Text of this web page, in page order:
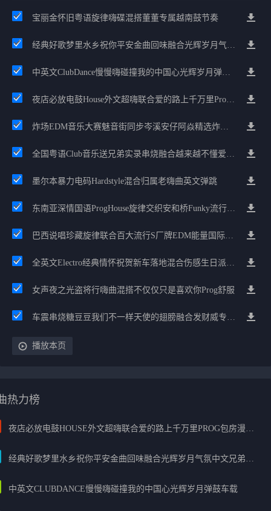
宝丽金怀旧粤语旋律嗨碟混搭董董专属越南鼓节奏
经典好歌梦里水乡祝你平安金曲回味融合光辉岁月气氛中文兄弟串烧
中英文ClubDance慢慢嗨碰撞我的中国心光辉岁月弹鼓车载
夜店必放电鼓House外文超嗨联合爱的路上千万里Prog包房漫步上头
炸场EDM音乐大赛魅音街同步岑溪安仔阿焱精选炸场歌路串烧
全国粤语Club音乐送兄弟实录串烧融合越来越不懂爱的哲学遗憾专辑
墨尔本暴力电码Hardstyle混合归属老嗨曲英文弹跳
东南亚深情国语ProgHouse旋律交织安和桥Funky流行情怀串烧
巴西说唱珍藏旋律联合百大流行S厂牌EDM能量国际电音串烧
全英文Electro经典情怀祝贺新车落地混合伤感生日派对中文Club串烧
女声夜之光盗将行嗨曲混搭不仅仅只是喜欢你Prog舒服
车震串烧糖豆豆我们不一样天使的翅膀融合发财威专属金边太空仓节奏
播放本页
热力榜
夜店必放电鼓HOUSE外文超嗨联合爱的路上千万里PROG包房漫步上头
经典好歌梦里水乡祝你平安金曲回味融合光辉岁月气氛中文兄弟串烧
中英文CLUBDANCE慢慢嗨碰撞我的中国心光辉岁月弹鼓车载